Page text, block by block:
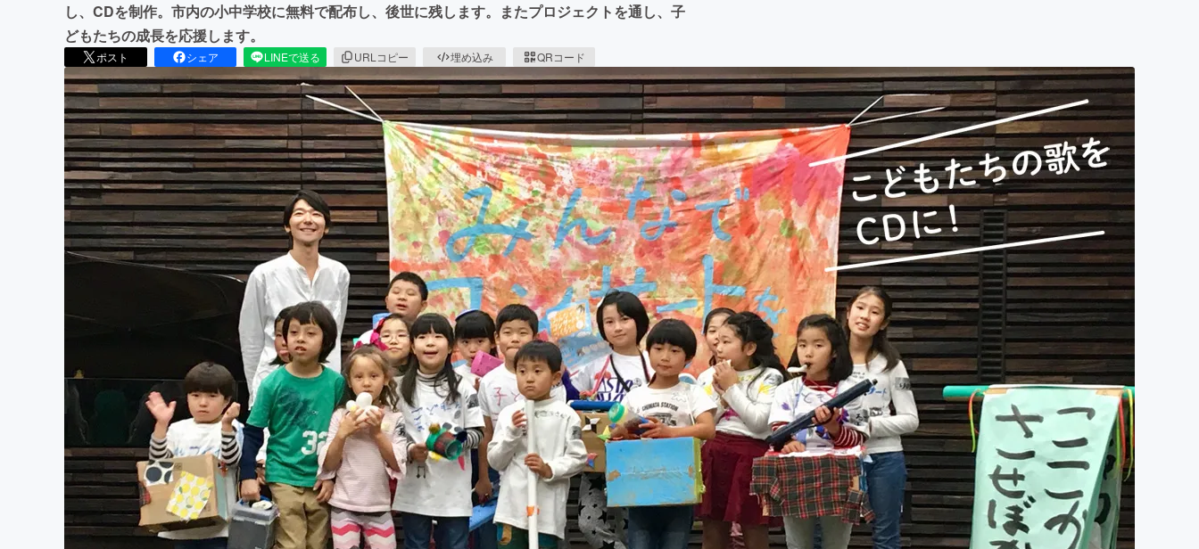
し、CDを制作。市内の小中学校に無料で配布し、後世に残します。またプロジェクトを通し、子
どもたちの成長を応援します。
ポスト シェア LINEで送る URLコピー 埋め込み QRコード